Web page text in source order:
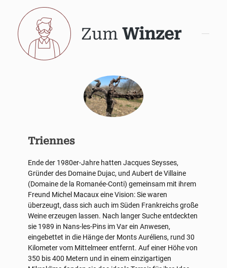
Zum Winzer
Triennes
Ende der 1980er-Jahre hatten Jacques Seysses,
Gründer des Domaine Dujac, und Aubert de Villaine
(Domaine de la Romanée-Conti) gemeinsam mit ihrem
Freund Michel Macaux eine Vision: Sie waren
überzeugt, dass sich auch im Süden Frankreichs große
Weine erzeugen lassen. Nach langer Suche entdeckten
sie 1989 in Nans-les-Pins im Var ein Anwesen,
eingebettet in die Hänge der Monts Auréliens, rund 30
Kilometer vom Mittelmeer entfernt. Auf einer Höhe von
350 bis 400 Metern und in einem einzigartigen